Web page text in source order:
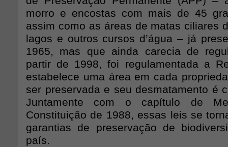
morro e encostas com mais de 45
assim como as áreas de matas ciliares
lagos e outros cursos d’água – já
1965, mas que ainda carecia de
partir de 1998, foi regulamentada a
estabelece uma área em cada
ser preservada e seu desmatamento é
Juntamente com o capítulo de
Constituição de 1988, essas leis se
garantias de preservação de
país.